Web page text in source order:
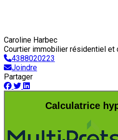
Caroline Harbec
Courtier immobilier résidentiel et
4388020223
Joindre
Partager
Calculatrice